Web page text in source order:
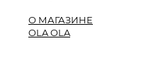
О МАГАЗИНЕ
OLA OLA